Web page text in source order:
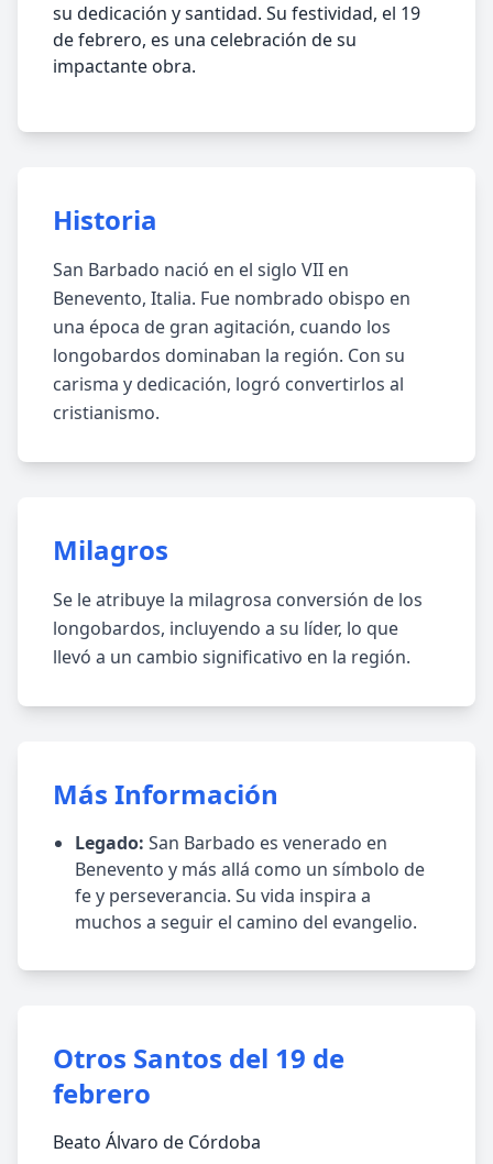
su dedicación y santidad. Su festividad, el 19
de febrero, es una celebración de su
impactante obra.
Historia
San Barbado nació en el siglo VII en
Benevento, Italia. Fue nombrado obispo en
una época de gran agitación, cuando los
longobardos dominaban la región. Con su
carisma y dedicación, logró convertirlos al
cristianismo.
Milagros
Se le atribuye la milagrosa conversión de los
longobardos, incluyendo a su líder, lo que
llevó a un cambio significativo en la región.
Más Información
Legado: San Barbado es venerado en
Benevento y más allá como un símbolo de
fe y perseverancia. Su vida inspira a
muchos a seguir el camino del evangelio.
Otros Santos del 19 de
febrero
Beato Álvaro de Córdoba